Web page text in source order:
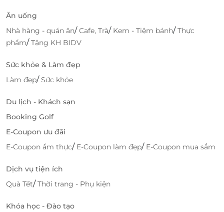
Với đội ngũ các nghệ sĩ tài năng cùng các tiết mục
Ương hứa hẹn sẽ mang đến sự hài lòng nhất cho
mọi khách hàng.
Truy cậpLifeLink
giải trí hấp dẫn bạn nhé!
Ăn uống
Nhà hàng - quán ăn/Cafe, Trà/ Kem - Tiệm bánh/Thực
phẩm/Tặng KH BIDV
Sức khỏe & Làm đẹp
Làm đẹp/Sức khỏe
Du lịch - Khách sạn
Booking Golf
E-Coupon ưu đãi
E-Coupon ẩm thực/ E-Coupon làm đẹp/ E-Coupon mua sắm
Dịch vụ tiện ích
Quà Tết/Thời trang - Phụ kiện
Khóa học - Đào tạo